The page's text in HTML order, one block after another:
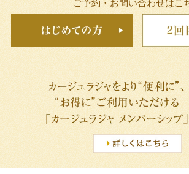
ご予約・お問い合わせはこ